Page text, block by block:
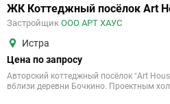
ЖК Коттеджный посёлок Art
Застройщик ООО АРТ ХАУС
Истра
Цена по запросу
Авторский коттеджный посёлок “Art
вблизи деревни Бочкино. Проектным